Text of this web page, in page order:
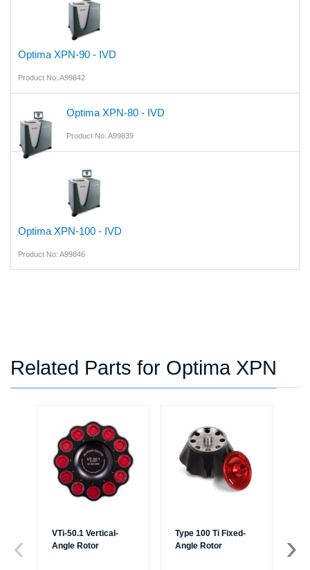
Optima XPN-90 - IVD
Product No: A99842
Optima XPN-80 - IVD
Product No: A99839
Optima XPN-100 - IVD
Product No: A99846
Related Parts for Optima XPN
VTi-50.1 Vertical-
Angle Rotor
Type 100 Ti Fixed-
Angle Rotor